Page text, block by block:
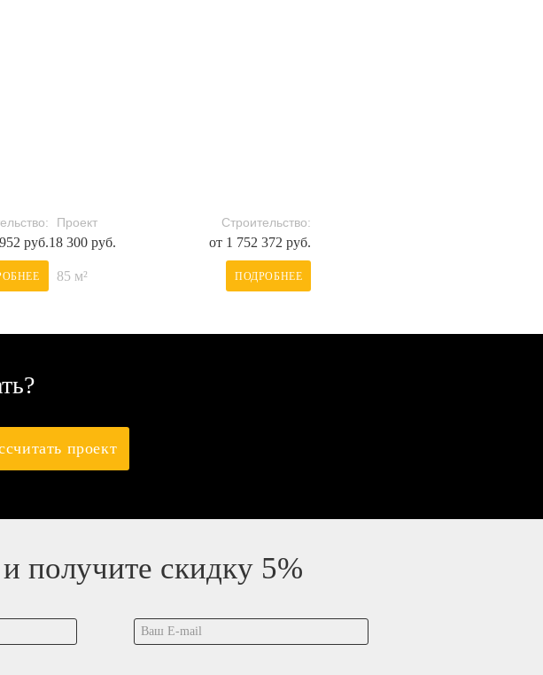
руб.
Проект
18 300 руб.
Строительство:
от 1 752 372 руб.
85 м² ПОДРОБНЕЕ
проект
получите скидку 5%